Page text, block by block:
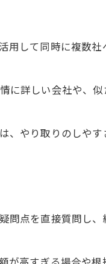
用して同時に複数社
に詳しい会社や、
、やり取りのしやす
問点を直接質問し、